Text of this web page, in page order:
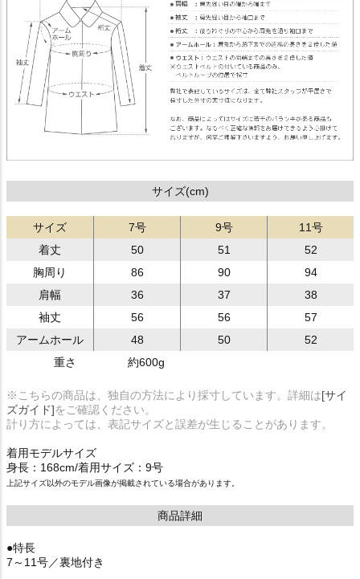
サイズ(cm)
サイズ 7号 9号
11号
着丈
50 51
52
胸周り
86 90
94
肩幅
36 37
38
袖丈
56 56
57
アームホール
48 50
52
重さ
約600g
※こちらの商品は、独自の方法により採寸しています。詳細は[サイ
ズガイド]をご確認ください。
計り方によっては、表記サイズと誤差が生じることがあります。
着用モデルサイズ
身長：168cm/着用サイズ：9号
上記サイズ以外のモデル画像が掲載されている場合があります。
商品詳細
●特長
7～11号／裏地付き